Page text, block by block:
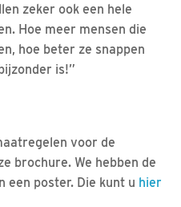
zeker ook een hele
Hoe meer mensen die
hoe beter ze snappen
is!”
voor de
brochure. We hebben de
een poster. Die kunt u hier